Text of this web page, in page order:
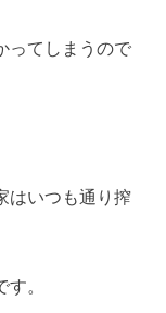
ってしまうので
はいつも通り搾
。